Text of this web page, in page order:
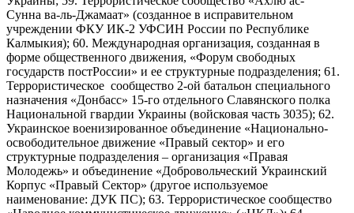
Сунна ва-ль-Джамаат» (созданное в исправительном
учреждении ФКУ ИК-2 УФСИН России по Республике
Калмыкия); 60. Международная организация, созданная в
форме общественного движения, «Форум свободных
государств постРоссии» и ее структурные подразделения; 61.
Террористическое сообщество 2-ой батальон специального
назначения «Донбасс» 15-го отдельного Славянского полка
Национальной гвардии Украины (войсковая часть 3035); 62.
Украинское военизированное объединение «Национально-
освободительное движение «Правый сектор» и его
структурные подразделения – организация «Правая
Молодежь» и объединение «Добровольческий Украинский
Корпус «Правый Сектор» (другое используемое
наименование: ДУК ПС); 63. Террористическое сообщество